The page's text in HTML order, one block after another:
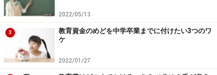
6. 習い事を始めることによる生活への影響は？
親子のコミュニケーションの幅が広がる、孤独な子育て
から少しでも解放される、ママ友ができるといった良い
影響もあれば、お金がかかり貯金できない、宿題などが
多く親子ともに負担が多い、などの悪い影響もあるでし
2022/05/13
3
教育資金のめどを中学卒業までに付けたい3つのワ
ケ
2022/01/27